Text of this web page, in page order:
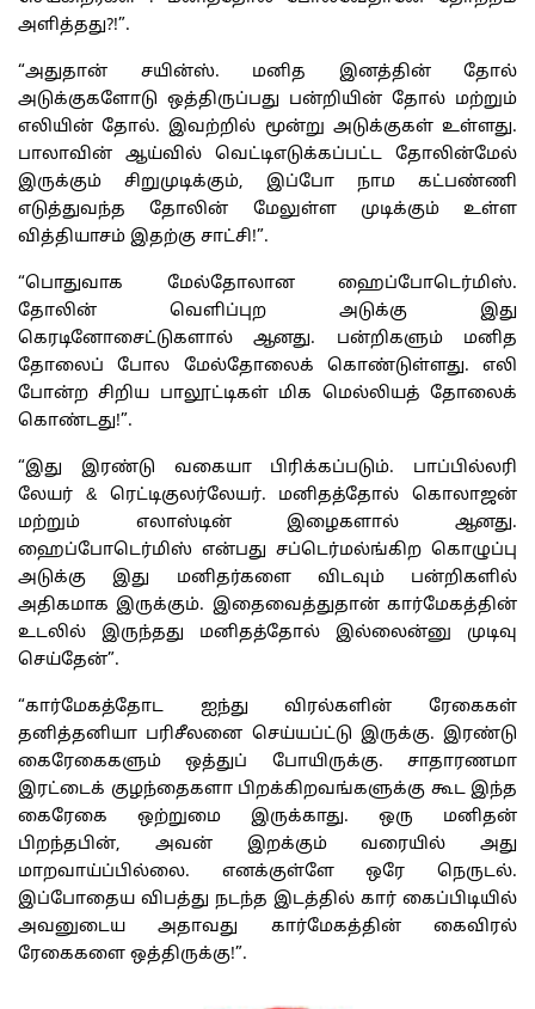
அளித்தது?!”.
“அதுதான் சயின்ஸ். மனித இனத்தின் தோல்
அடுக்குகளோடு ஒத்திருப்பது பன்றியின் தோல் மற்றும்
எலியின் தோல். இவற்றில் மூன்று அடுக்குகள் உள்ளது.
பாலாவின் ஆய்வில் வெட்டிஎடுக்கப்பட்ட தோலின்மேல்
இருக்கும் சிறுமுடிக்கும், இப்போ நாம கட்பண்ணி
எடுத்துவந்த தோலின் மேலுள்ள முடிக்கும் உள்ள
வித்தியாசம் இதற்கு சாட்சி!”.
“பொதுவாக மேல்தோலான ஹைப்போடெர்மிஸ்.
தோலின் வெளிப்புற அடுக்கு இது
கெரடினோசைட்டுகளால் ஆனது. பன்றிகளும் மனித
தோலைப் போல மேல்தோலைக் கொண்டுள்ளது. எலி
போன்ற சிறிய பாலூட்டிகள் மிக மெல்லியத் தோலைக்
கொண்டது!”.
“இது இரண்டு வகையா பிரிக்கப்படும். பாப்பில்லரி
லேயர் & ரெட்டிகுலர்லேயர். மனிதத்தோல் கொலாஜன்
மற்றும் எலாஸ்டின் இழைகளால் ஆனது.
ஹைப்போடெர்மிஸ் என்பது சப்டெர்மல்ங்கிற கொழுப்பு
அடுக்கு இது மனிதர்களை விடவும் பன்றிகளில்
அதிகமாக இருக்கும். இதைவைத்துதான் கார்மேகத்தின்
உடலில் இருந்தது மனிதத்தோல் இல்லைன்னு முடிவு
செய்தேன்”.
“கார்மேகத்தோட ஐந்து விரல்களின் ரேகைகள்
தனித்தனியா பரிசீலனை செய்யப்ட்டு இருக்கு. இரண்டு
கைரேகைகளும் ஒத்துப் போயிருக்கு. சாதாரணமா
இரட்டைக் குழந்தைகளா பிறக்கிறவங்களுக்கு கூட இந்த
கைரேகை ஒற்றுமை இருக்காது. ஒரு மனிதன்
பிறந்தபின், அவன் இறக்கும் வரையில் அது
மாறவாய்ப்பில்லை. எனக்குள்ளே ஒரே நெருடல்.
இப்போதைய விபத்து நடந்த இடத்தில் கார் கைப்பிடியில்
அவனுடைய அதாவது கார்மேகத்தின் கைவிரல்
ரேகைகளை ஒத்திருக்கு!”.